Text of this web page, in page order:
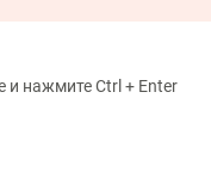
и нажмите Ctrl + Enter